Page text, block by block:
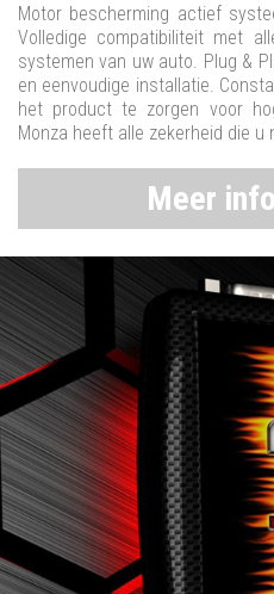
Motor bescherming actief
Volledige compatibiliteit met
systemen van uw auto. Plug &
en eenvoudige installatie.
het product te zorgen voor
Monza heeft alle zekerheid die u
Meer